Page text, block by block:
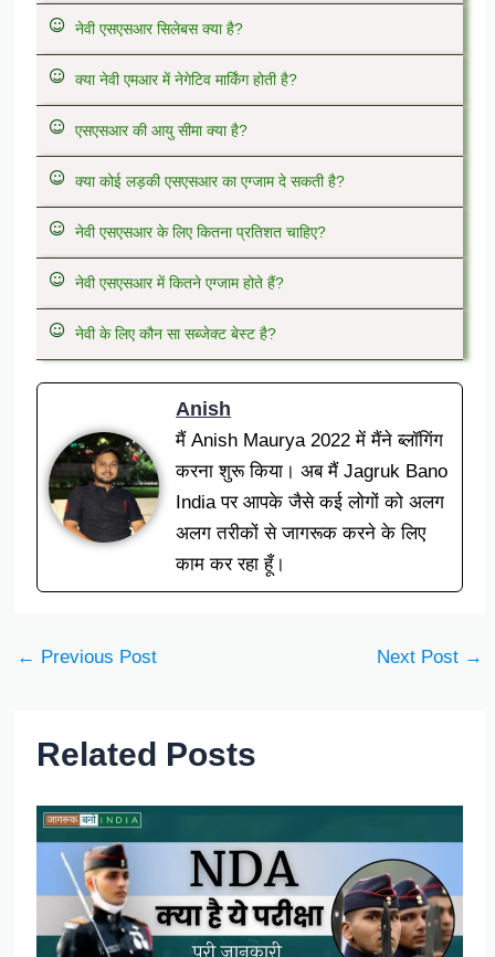
नेवी एसएसआर सिलेबस क्या है?
क्या नेवी एमआर में नेगेटिव मार्किंग होती है?
एसएसआर की आयु सीमा क्या है?
क्या कोई लड़की एसएसआर का एग्जाम दे सकती है?
नेवी एसएसआर के लिए कितना प्रतिशत चाहिए?
नेवी एसएसआर में कितने एग्जाम होते हैं?
नेवी के लिए कौन सा सब्जेक्ट बेस्ट है?
Anish
मैं Anish Maurya 2022 में मैंने ब्लॉगिंग
करना शुरू किया। अब मैं Jagruk Bano
India पर आपके जैसे कई लोगों को अलग
अलग तरीकों से जागरूक करने के लिए
काम कर रहा हूँ।
← Previous Post Next Post →
Related Posts